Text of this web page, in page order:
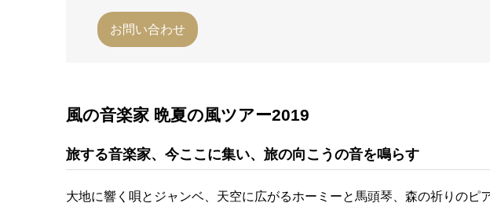
お問い合わせ
風の音楽家 晩夏の風ツアー2019
旅する音楽家、今ここに集い、旅の向こうの音を鳴らす
大地に響く唄とジャンベ、天空に広がるホーミーと馬頭琴、森の祈りのピア